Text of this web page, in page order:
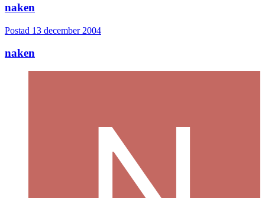
naken
Postad 13 december 2004
naken